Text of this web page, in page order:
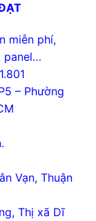
miễn phí,
panel…
– Phường
Vạn, Thuận
Thị xã Dĩ